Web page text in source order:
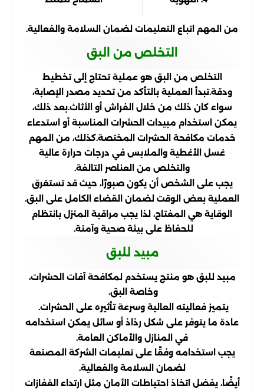
من المهم اتباع التعليمات لضمان السلامة والفعالية.
التخلص من البق
التخلص من البق هو عملية تحتاج إلى تخطيط
ودقة.تبدأ العملية بالتأكد من تحديد مصدر الإصابة،
سواء كان ذلك من خلال الفراش أو الأثاث.بعد ذلك،
يمكن استخدام مبيدات الحشرات المناسبة أو استدعاء
خدمات مكافحة الحشرات المختصة.كذلك، من المهم
غسل الأغطية والملابس في درجات حرارة عالية
والتخلص من العناصر التالفة.
يجب على الشخص أن يكون صبورًا، حيث قد تستغرق
العملية بعض الوقت لضمان القضاء الكامل على البق.
الوقاية هي المفتاح، لذا يجب مراقبة المنزل بانتظام
للحفاظ على بيئة صحية وآمنة.
مبيد للبق
مبيد للبق هو منتج يستخدم لمكافحة آفات الحشرات،
وخاصة البق.
يتميز فعاليته العالية وسرعة تأثيره على الحشرات.
عادة ما يتوفر على شكل رذاذ أو سائل يمكن استخدامه
في المنازل والأماكن العامة.
يجب استخدامه وفقًا على تعليمات الشركة المصنعة
لضمان السلامة والفعالية.
أيضًا، يفضل اتخاذ احتياطات الأمان مثل ارتداء القفازات